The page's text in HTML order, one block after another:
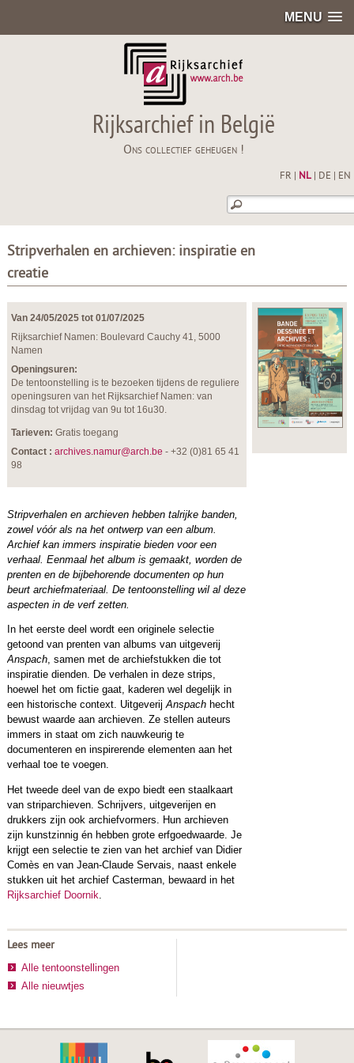
MENU
Rijksarchief in België
Ons collectief geheugen !
FR NL| DE EN
Stripverhalen en archieven: inspiratie en
creatie
Van 24/05/2025 tot 01/07/2025
Rijksarchief Namen: Boulevard Cauchy 41, 5000
Namen
Openingsuren:
De tentoonstelling is te bezoeken tijdens de reguliere
openingsuren van het Rijksarchief Namen: van
dinsdag tot vrijdag van 9u tot 16u30.
Tarieven: Gratis toegang
Contact : archives.namur@arch.be - +32 (0)81 65 41
98
Stripverhalen en archieven hebben talrijke banden,
zowel vóór als na het ontwerp van een album.
Archief kan immers inspiratie bieden voor een
verhaal. Eenmaal het album is gemaakt, worden de
prenten en de bijbehorende documenten op hun
beurt archiefmateriaal. De tentoonstelling wil al deze
aspecten in de verf zetten.
In het eerste deel wordt een originele selectie
getoond van prenten van albums van uitgeverij
Anspach, samen met de archiefstukken die tot
inspiratie dienden. De verhalen in deze strips,
hoewel het om fictie gaat, kaderen wel degelijk in
een historische context. UitgeverijAnspachhecht
bewust waarde aan archieven. Ze stellen auteurs
immers in staat om zich nauwkeurig te
documenteren en inspirerende elementen aan het
verhaal toe te voegen.
Het tweede deel van de expo biedt een staalkaart
van striparchieven. Schrijvers, uitgeverijen en
drukkers zijn ook archiefvormers. Hun archieven
zijn kunstzinnig én hebben grote erfgoedwaarde. Je
krijgt een selectie te zien van het archief van Didier
Comès en van Jean-Claude Servais, naast enkele
stukken uit het archief Casterman, bewaard in het
Rijksarchief Doornik.
Lees meer
Alle tentoonstellingen
Alle nieuwtjes